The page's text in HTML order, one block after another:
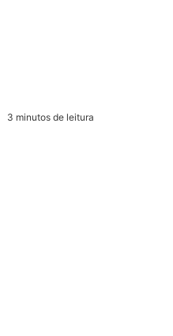
3 minutos de leitura